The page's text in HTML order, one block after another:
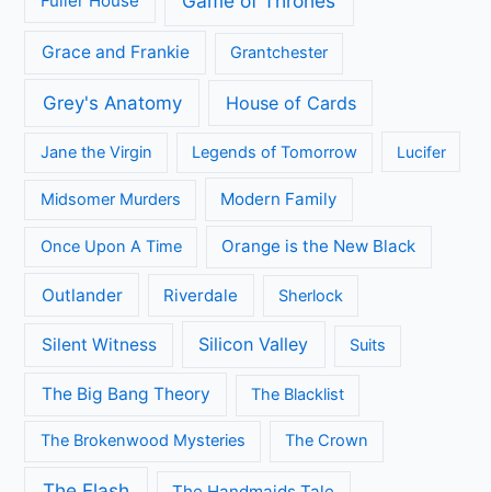
Grace and Frankie Grantchester
Grey's Anatomy House of Cards
Jane the Virgin Legends of Tomorrow Lucifer
Midsomer Murders Modern Family
Once Upon A Time Orange is the New Black
Outlander Riverdale Sherlock
Silent Witness Silicon Valley Suits
The Big Bang Theory The Blacklist
The Brokenwood Mysteries The Crown